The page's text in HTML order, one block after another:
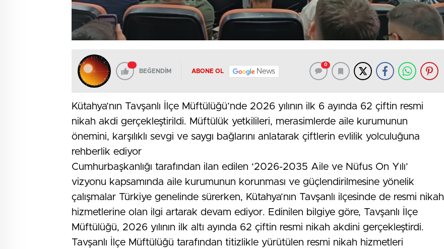
BEĞENDİM ABONE OL News
0
Kütahya’nın Tavşanlı İlçe Müftülüğü’nde 2026 yılının ilk 6 ayında 62 çiftin resmi
nikah akdi gerçekleştirildi. Müftülük yetkilileri, merasimlerde aile kurumunun
önemini, karşılıklı sevgi ve saygı bağlarını anlatarak çiftlerin evlilik yolculuğuna
rehberlik ediyor
Cumhurbaşkanlığı tarafından ilan edilen ‘2026-2035 Aile ve Nüfus On Yılı’
vizyonu kapsamında aile kurumunun korunması ve güçlendirilmesine yönelik
çalışmalar Türkiye genelinde sürerken, Kütahya’nın Tavşanlı ilçesinde de resmi nikah
hizmetlerine olan ilgi artarak devam ediyor. Edinilen bilgiye göre, Tavşanlı İlçe
Müftülüğü, 2026 yılının ilk altı ayında 62 çiftin resmi nikah akdini gerçekleştirdi.
Tavşanlı İlçe Müftülüğü tarafından titizlikle yürütülen resmi nikah hizmetleri